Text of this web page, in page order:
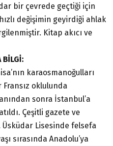
dar bir çevrede geçtiği için
değişimin geyirdiği ahlak
Kitap akıcı ve
BİLGİ:
karaosmanoğulları
oklulunda
sonra İstanbul’a
Çeşitli gazete ve
Lisesinde felsefa
sırasında Anadolu’ya